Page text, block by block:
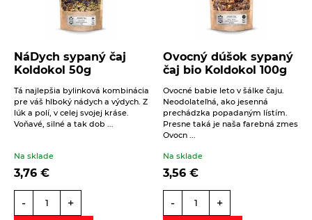
NáDych sypaný čaj
Koldokol 50g
Tá najlepšia bylinková kombinácia
pre váš hlboký nádych a výdych. Z
lúk a polí, v celej svojej kráse.
Voňavé, silné a tak dob ...
Na sklade
3,76 €
- +
Ovocný dúšok sypaný
čaj bio Koldokol 100g
Ovocné babie leto v šálke čaju.
Neodolateľná, ako jesenná
prechádzka popadaným lístím.
Presne taká je naša farebná zmes
Ovocn ...
Na sklade
3,56 €
- +